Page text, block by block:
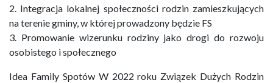
2. Integracja lokalnej społeczności rodzin zamieszkujących
na terenie gminy, w której prowadzony będzie FS
3. Promowanie wizerunku rodziny jako drogi do rozwoju
osobistego i społecznego
Idea Family Spotów W 2022 roku Związek Dużych Rodzin